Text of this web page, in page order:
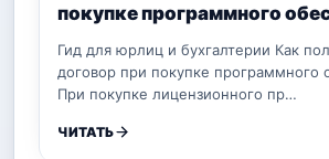
покупке программного
Гид для юрлиц и бухгалтерии Как
договор при покупке программного
При покупке лицензионного пр…
ЧИТАТЬ